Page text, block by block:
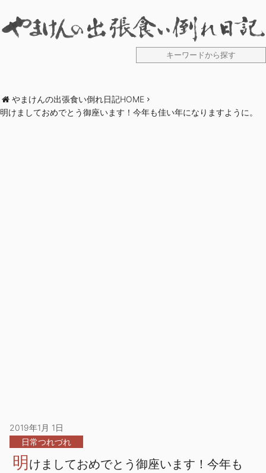
やまけんの出張食い倒れ日記HOME
明けましておめでとう御座います！今年も佳い年になりますように。
2019年1月 1日
日常つれづれ
明けましておめでとう御座います！今年も